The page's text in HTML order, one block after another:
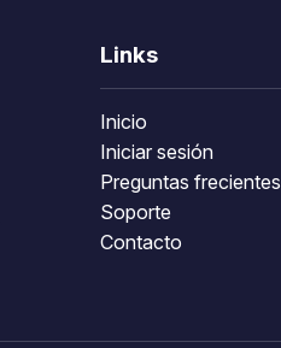
Links
Inicio
Iniciar sesión
Preguntas frecientes
Soporte
Contacto